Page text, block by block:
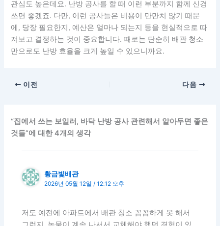
관심도 높은데요. 난방 공사를 할 때 이런 부분까지 함께 신경
쓰면 좋겠죠. 다만, 이런 공사들은 비용이 만만치 않기 때문
에, 당장 필요한지, 예산은 얼마나 되는지 등을 현실적으로 따
져보고 결정하는 것이 중요합니다. 때로는 단순히 배관 청소
만으로도 난방 효율을 크게 높일 수 있으니까요.
이전 다음
“집에서 쓰는 보일러, 바닥 난방 공사 관련해서 알아두면 좋은
것들”에 대한 4개의 생각
황금빛배관
2026년 05월 12일 / 12:12 오후
저도 예전에 아파트에서 배관 청소 꼼꼼하게 못 해서